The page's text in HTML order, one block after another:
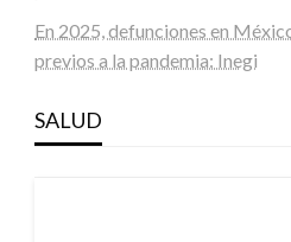
En 2025, defunciones en
previos a la pandemia: Inegi
SALUD